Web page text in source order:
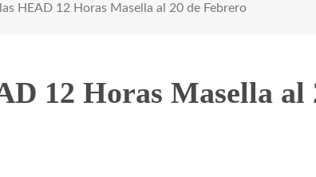
HEAD 12 Horas Masella al 20 de Febrero
12 Horas Masella al